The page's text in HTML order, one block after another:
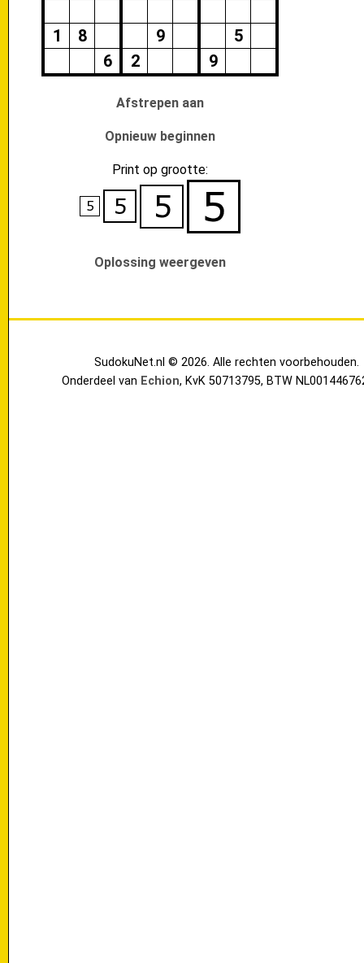
1 8 9
5
6
2 9
Afstrepen aan
Opnieuw beginnen
Print op grootte:
Oplossing weergeven
SudokuNet.nl © 2026. Alle rechten voorbehouden.
Onderdeel van Echion, KvK 50713795, BTW